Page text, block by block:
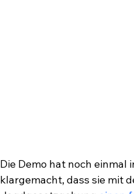
Die Demo hat noch einmal
klargemacht, dass sie mit